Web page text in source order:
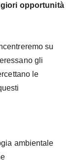
opportunità
su
gli
le
ambientale